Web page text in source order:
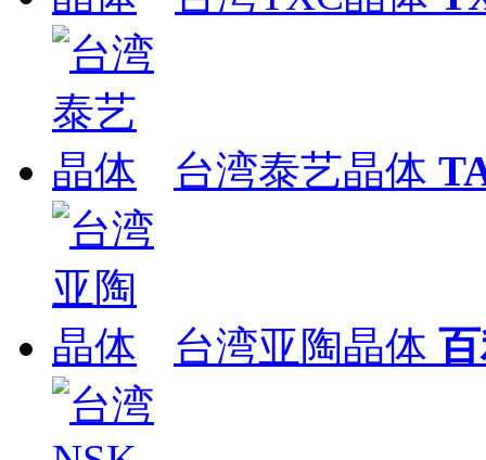
台湾泰艺晶体
台湾亚陶晶体